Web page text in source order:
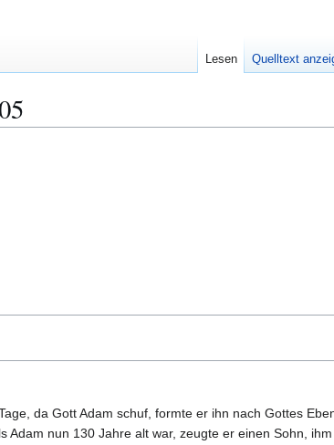
da Gott Adam schuf, formte er ihn nach Gottes
Adam nun 130 Jahre alt war, zeugte er einen Sohn,
Lesen Quelltext